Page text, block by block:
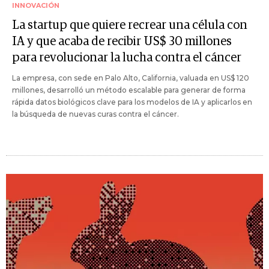
INNOVACIÓN
La startup que quiere recrear una célula con
IA y que acaba de recibir US$ 30 millones
para revolucionar la lucha contra el cáncer
La empresa, con sede en Palo Alto, California, valuada en US$ 120
millones, desarrolló un método escalable para generar de forma
rápida datos biológicos clave para los modelos de IA y aplicarlos en
la búsqueda de nuevas curas contra el cáncer.